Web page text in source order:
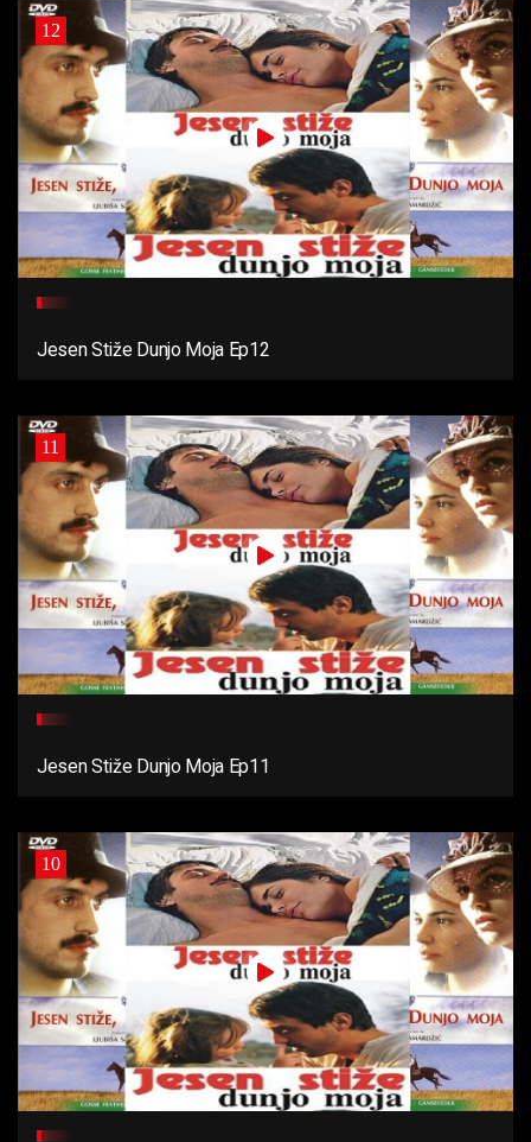
12
Jesen Stiže Dunjo Moja Ep12
11
Jesen Stiže Dunjo Moja Ep11
10